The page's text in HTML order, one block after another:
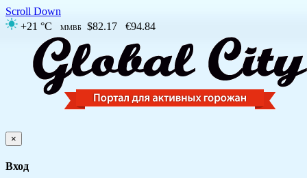
Scroll Down
+21 °C
ММВБ $82.17 €94.84
×
Вход